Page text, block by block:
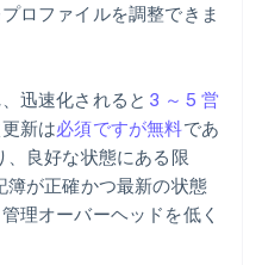
ロファイルを調整できま
迅速化されると3 ～ 5 営
新は必須ですが無料であ
、良好な状態にある限
簿が正確かつ最新の状態
理オーバーヘッドを低く